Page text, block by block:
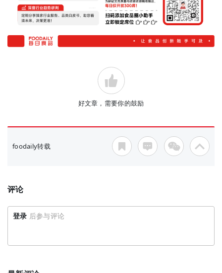
好文章，需要你的鼓励
foodaily转载
评论
登录 后参与评论